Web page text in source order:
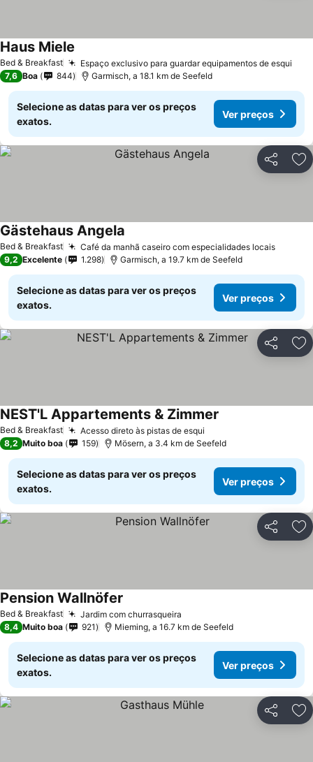
Bed & Breakfast Espaço exclusivo para guardar equipamentos de esqui
Haus Miele
7,6 Boa 844 Garmisch, a 18.1 km de Seefeld
Selecione as datas para ver os preços
exatos.
Ver preços
Partilhar
Bed & Breakfast Café da manhã caseiro com especialidades locais
Gästehaus Angela
9,2 Excelente 1.298 Garmisch, a 19.7 km de Seefeld
Selecione as datas para ver os preços
exatos.
Ver preços
Partilhar
Bed & Breakfast Acesso direto às pistas de esqui
NEST'L Appartements & Zimmer
8,2 Muito boa 159 Mösern, a 3.4 km de Seefeld
Selecione as datas para ver os preços
exatos.
Ver preços
Partilhar
Bed & Breakfast Jardim com churrasqueira
Pension Wallnöfer
8,4 Muito boa 921 Mieming, a 16.7 km de Seefeld
Selecione as datas para ver os preços
exatos.
Ver preços
Partilhar